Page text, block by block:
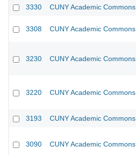
3330 CUNY Academic Commons
3308 CUNY Academic Commons
3230 CUNY Academic Commons
3220 CUNY Academic Commons
3193 CUNY Academic Commons
3090 CUNY Academic Commons